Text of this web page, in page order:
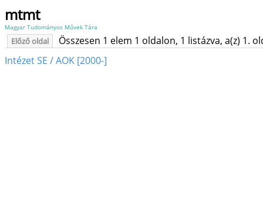
mtmt
Magyar Tudományos Művek Tára
Előző oldal
Összesen 1 elem 1 oldalon, 1 listázva, a(z) 1.
Intézet SE / AOK [2000-]